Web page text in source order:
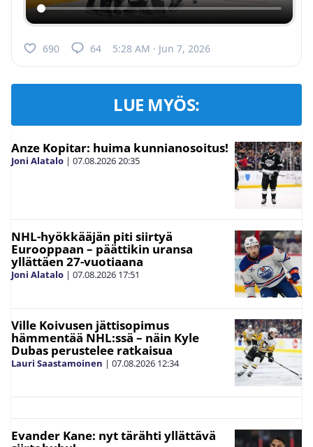
690 64 5:28 AM · Jun 7, 2026
LUE MYÖS:
Anze Kopitar: huima kunnianosoitus!
Joni Alatalo | 07.08.202620:35
NHL-hyökkääjän piti siirtyä
Eurooppaan – päättikin uransa
yllättäen 27-vuotiaana
Joni Alatalo | 07.08.2026 17:51
Ville Koivusen jättisopimus
hämmentää NHL:ssä – näin Kyle
Dubas perustelee ratkaisua
Lauri Saastamoinen | 07.08.2026 12:34
Evander Kane: nyt tärähti yllättävä